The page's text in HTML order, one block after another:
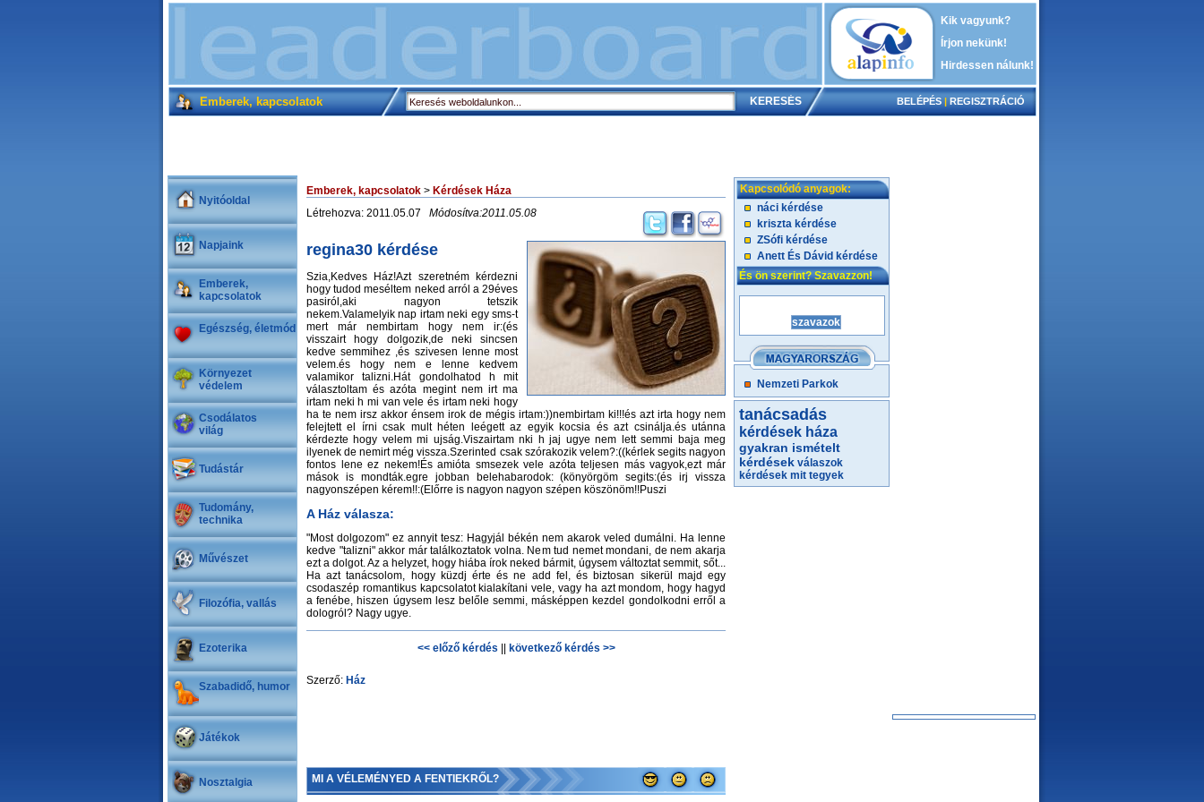
Kik vagyunk?
Írjon nekünk!
Hirdessen nálunk!
Emberek, kapcsolatok BELÉPÉS | REGISZTRÁCIÓ
Nyitóoldal
Napjaink
Emberek,
kapcsolatok
Egészség, életmód
Környezet
védelem
Csodálatos
világ
Tudástár
Tudomány,
technika
Művészet
Filozófia, vallás
Ezoterika
Szabadidő, humor
Játékok
Nosztalgia
Emberek, kapcsolatok > Kérdések Háza
Létrehozva: 2011.05.07 Módosítva:2011.05.08
regina30 kérdése
Szia,Kedves Ház!Azt szeretném kérdezni
hogy tudod meséltem neked arról a 29éves
pasiról,aki nagyon tetszik
nekem.Valamelyik nap irtam neki egy sms-t
mert már nembirtam hogy nem ir:(és
visszairt hogy dolgozik,de neki sincsen
kedve semmihez ,és szivesen lenne most
velem.és hogy nem e lenne kedvem
valamikor talizni.Hát gondolhatod h mit
választoltam és azóta megint nem irt ma
irtam neki h mi van vele és irtam neki hogy
ha te nem irsz akkor énsem irok de mégis irtam:))nembirtam ki!!!és azt irta hogy nem
felejtett el írni csak mult héten leégett az egyik kocsia és azt csinálja.és utánna
kérdezte hogy velem mi ujság.Viszairtam nki h jaj ugye nem lett semmi baja meg
ilyenek de nemirt még vissza.Szerinted csak szórakozik velem?:((kérlek segits nagyon
fontos lene ez nekem!És amióta smsezek vele azóta teljesen más vagyok,ezt már
mások is mondták.egre jobban belehabarodok: (könyörgöm segits:(és irj vissza
nagyonszépen kérem!!:(Előrre is nagyon nagyon szépen köszönöm!!Puszi
A Ház válasza:
"Most dolgozom" ez annyit tesz: Hagyjál békén nem akarok veled dumálni. Ha lenne
kedve "talizni" akkor már találkoztatok volna. Nem tud nemet mondani, de nem akarja
ezt a dolgot. Az a helyzet, hogy hiába írok neked bármit, úgysem változtat semmit, sőt...
Ha azt tanácsolom, hogy küzdj érte és ne add fel, és biztosan sikerül majd egy
csodaszép romantikus kapcsolatot kialakítani vele, vagy ha azt mondom, hogy hagyd
a fenébe, hiszen úgysem lesz belőle semmi, másképpen kezdel gondolkodni erről a
dologról? Nagy ugye.
<< előző kérdés következő kérdés >>
Szerző: Ház
MI A VÉLEMÉNYED A FENTIEKRŐL?
Kapcsolódó anyagok:
náci kérdése
kriszta kérdése
ZSófi kérdése
Anett És Dávid kérdése
És ön szerint? Szavazzon!
Nemzeti Parkok
tanácsadás
kérdések háza
gyakran ismételt
kérdések válaszok
kérdések mit tegyek